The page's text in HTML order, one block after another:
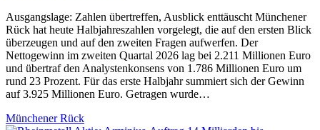
Ausgangslage: Zahlen übertreffen, Ausblick enttäuscht Münchener
Rück hat heute Halbjahreszahlen vorgelegt, die auf den ersten Blick
überzeugen und auf den zweiten Fragen aufwerfen. Der
Nettogewinn im zweiten Quartal 2026 lag bei 2.211 Millionen Euro
und übertraf den Analystenkonsens von 1.786 Millionen Euro um
rund 23 Prozent. Für das erste Halbjahr summiert sich der Gewinn
auf 3.925 Millionen Euro. Getragen wurde…
Münchener Rück